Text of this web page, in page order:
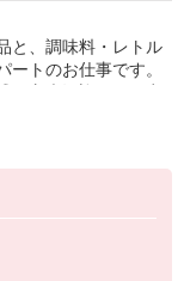
リアアップを目指
スタッフさんに支え
いと働きやすさを
でいきます。
と、調味料・レトル
ートのお仕事です。
活かした売場づくり